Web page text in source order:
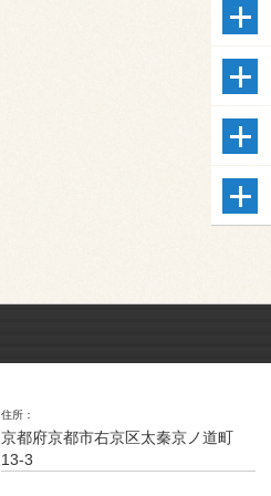
住所
京都府京都市右京区太秦京ノ道町
13-3